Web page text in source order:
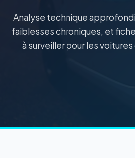
Analyse technique
faiblesses chroniques, et
à surveiller pour les